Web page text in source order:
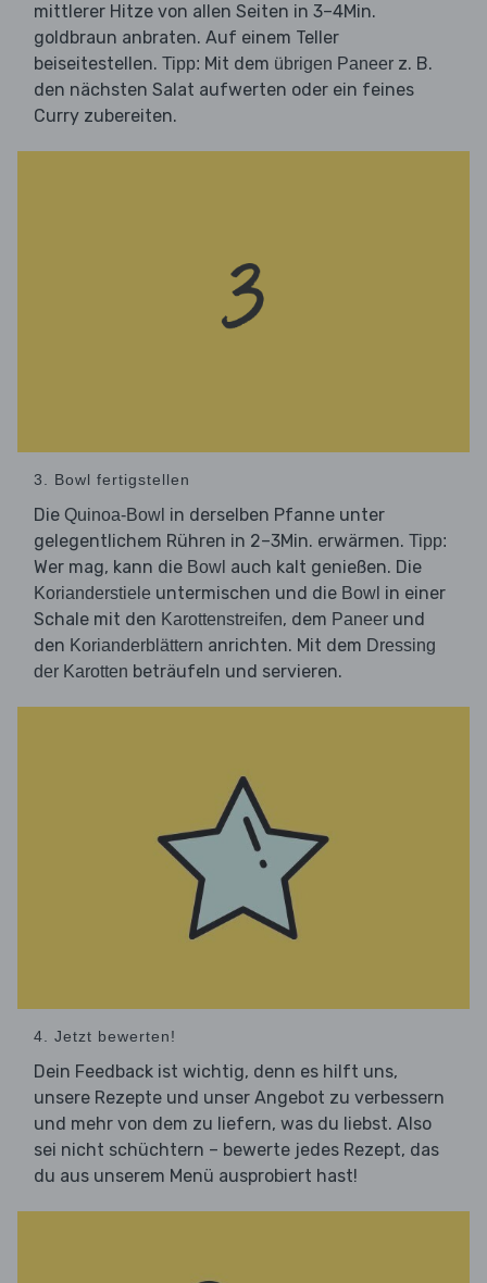
mittlerer Hitze von allen Seiten in 3–4Min.
goldbraun anbraten. Auf einem Teller
beiseitestellen. Tipp: Mit dem übrigen Paneer z. B.
den nächsten Salat aufwerten oder ein feines
Curry zubereiten.
3. Bowl fertigstellen
Die Quinoa-Bowl in derselben Pfanne unter
gelegentlichem Rühren in 2–3Min. erwärmen. Tipp:
Wer mag, kann die Bowl auch kalt genießen. Die
Korianderstiele untermischen und die Bowl in einer
Schale mit den Karottenstreifen, dem Paneer und
den Korianderblättern anrichten. Mit dem Dressing
der Karotten beträufeln und servieren.
4. Jetzt bewerten!
Dein Feedback ist wichtig, denn es hilft uns,
unsere Rezepte und unser Angebot zu verbessern
und mehr von dem zu liefern, was du liebst. Also
sei nicht schüchtern – bewerte jedes Rezept, das
du aus unserem Menü ausprobiert hast!